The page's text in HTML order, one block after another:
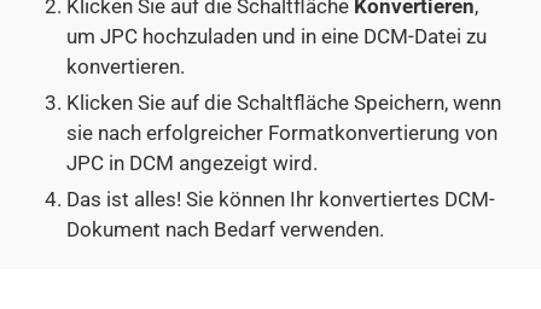
Klicken Sie auf die Schaltfläche Konvertieren,
um JPC hochzuladen und in eine DCM-Datei zu
konvertieren.
Klicken Sie auf die Schaltfläche Speichern, wenn
sie nach erfolgreicher Formatkonvertierung von
JPC in DCM angezeigt wird.
Das ist alles! Sie können Ihr konvertiertes DCM-
Dokument nach Bedarf verwenden.